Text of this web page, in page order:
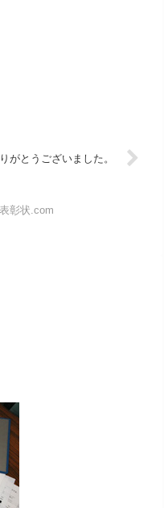
がとうございました。
表彰状.com